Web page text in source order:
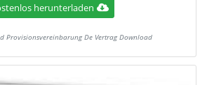
herunterladen
Provisionsvereinbarung De Vertrag Download